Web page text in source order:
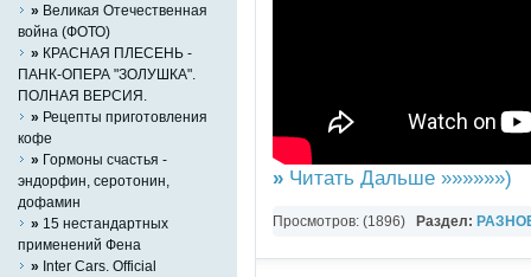
» Читать Дальше »»»»»»)
Просмотров: (1896) Раздел:
» Великая Отечественная
война (ФОТО)
» КРАСНАЯ ПЛЕСЕНЬ -
ПАНК-ОПЕРА "ЗОЛУШКА".
ПОЛНАЯ ВЕРСИЯ.
» Рецепты приготовления
кофе
» Гормоны счастья -
эндорфин, серотонин,
дофамин
» 15 нестандартных
применений Фена
» Inter Cars. Official